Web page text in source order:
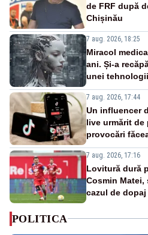
de FRF după
Chișinău
7 aug. 2026, 18:25
Miracol
ani. Și-a
unei
7 aug. 2026, 17:44
Un influencer
live urmărit de
provocări
7 aug. 2026, 17:16
Lovitură dură
Cosmin Matei,
cazul de dopaj
POLITICA